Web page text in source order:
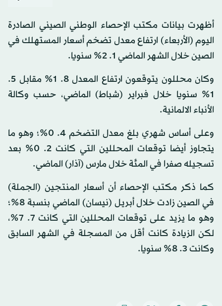
أظهرت بيانات مكتب الإحصاء الوطني الصيني الصادرة
اليوم (الأربعاء) ارتفاع معدل تضخم أسعار المستهلك في
الصين خلال الشهر الماضي 1. 2% سنويا.
وكان محللون يتوقعون ارتفاع المعدل 8. 1% مقابل 5.
1% سنويا خلال فبراير (شباط) الماضي، حسب وكالة
الأنباء الالمانية.
وعلى أساس شهري بلغ معدل التضخم 4. 0%؛ وهو ما
يتجاوز أيضا توقعات المحللين التي كانت 2. 0% بعد
تسجيله صفرا في المئة خلال مارس (آذار) الماضي.
كما ذكر مكتب الإحصاء أن أسعار المنتجين (الجملة)
في الصين زادت خلال أبريل (نيسان) الماضي بنسبة 8%؛
وهو ما يزيد على توقعات المحللين التي كانت 7. 7%،
لكن الزيادة كانت أقل من المسجلة في الشهر السابق
وكانت 3. 8% سنويا.